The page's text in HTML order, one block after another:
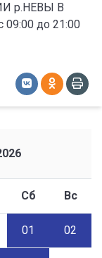
р.НЕВЫ В
до 21:00
Сб Вс
01 02